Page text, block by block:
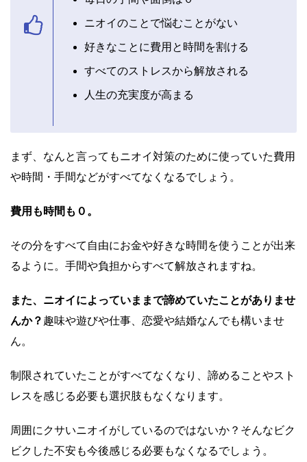
ニオイのことで悩むことがない
好きなことに費用と時間を割ける
すべてのストレスから解放される
人生の充実度が高まる
まず、なんと言ってもニオイ対策のために使っていた費用
や時間・手間などがすべてなくなるでしょう。
費用も時間も０。
その分をすべて自由にお金や好きな時間を使うことが出来
るように。手間や負担からすべて解放されますね。
また、ニオイによっていままで諦めていたことがありませ
んか？ 趣味や遊びや仕事、恋愛や結婚なんでも構いませ
ん。
制限されていたことがすべてなくなり、諦めることやスト
レスを感じる必要も選択肢もなくなります。
周囲にクサいニオイがしているのではないか？そんなビク
ビクした不安も今後感じる必要もなくなるでしょう。